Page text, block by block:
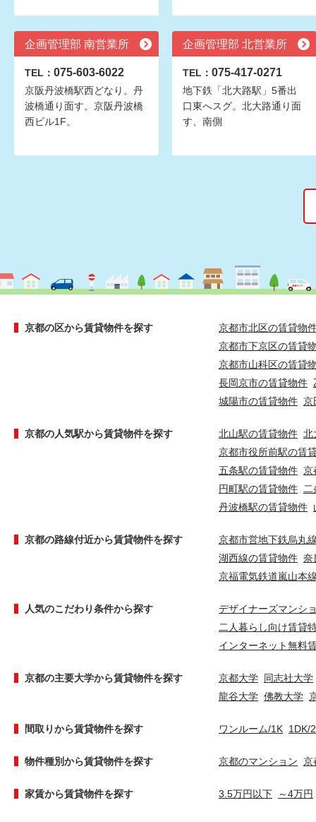
企画管理部 南営業所
TEL： 075-603-6022
京阪丹波橋駅西どなり。丹
波橋通り面す。京阪丹波橋
西ビル1F。
企画管理部 北営業所
TEL： 075-417-0271
地下鉄「北大路駅」5番出
口東へスグ。北大路通り面
す、南側
京都の区から賃貸物件を探す
京都市北区の賃貸物
京都市下京区の賃貸
京都市山科区の賃貸
長岡京市の賃貸物件
城陽市の賃貸物件 京
京都の人気駅から賃貸物件を探す 北山駅の賃貸物件 北
京都市役所前駅の賃
五条駅の賃貸物件 京
円町駅の賃貸物件
丹波橋駅の賃貸物件
京都の路線付近から賃貸物件を探す
京都市営地下鉄烏丸
湖西線の賃貸物件 奈
京福電気鉄道嵐山本
人気のこだわり条件から探す
デザイナーズマンシ
二人暮らし向け賃貸
インターネット無料
京都の主要大学から賃貸物件を探す 京都大学 同志社大学
龍谷大学 佛教大学
間取りから賃貸物件を探す ワンルーム/1K 1DK/
物件種別から賃貸物件を探す 京都のマンション 京
家賃から賃貸物件を探す 3.5万円以下 ～4万円